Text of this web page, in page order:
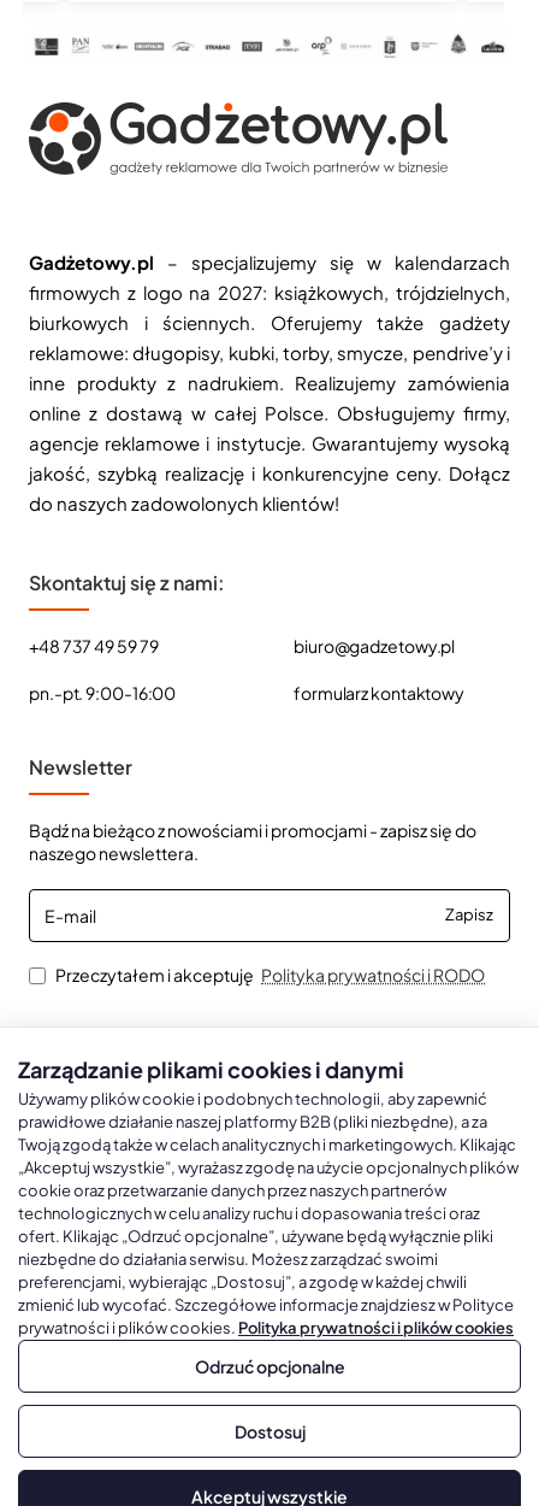
Gadżetowy.pl – specjalizujemy się w kalendarzach
firmowych z logo na 2027: książkowych, trójdzielnych,
biurkowych i ściennych. Oferujemy także gadżety
reklamowe: długopisy, kubki, torby, smycze, pendrive’y i
inne produkty z nadrukiem. Realizujemy zamówienia
online z dostawą w całej Polsce. Obsługujemy firmy,
agencje reklamowe i instytucje. Gwarantujemy wysoką
jakość, szybką realizację i konkurencyjne ceny. Dołącz
do naszych zadowolonych klientów!
Skontaktuj się z nami:
+48 737 49 59 79
pn.-pt. 9:00-16:00
biuro@gadzetowy.pl
formularz kontaktowy
Newsletter
Bądź na bieżąco z nowościami i promocjami - zapisz się do
naszego newslettera.
E-
mail
Zapisz
Przeczytałem i akceptuję Polityka prywatności i RODO
Kalendarze książkowe A5
Kalendarze książkowe A4
Kalendarze książkowe B5
Kalendarze książkowe A6 i B6
Kalendarze książkowe z własną oprawą
Kalendarze Ścienne
Kalendarze trójdzielne
Kalendarze jednodzielne
Kalendarze czterodzielne
Kalendarze Wieloplanszowe
Kalendarze Wielopanszowe, Plakatowe
Copyright © 2026, Gadżetowy.pl, All Rights Reserved, Platforma
Zarządzanie plikami cookies i danymi
Używamy plików cookie i podobnych technologii, aby zapewnić
prawidłowe działanie naszej platformy B2B (pliki niezbędne), a za
Twoją zgodą także w celach analitycznych i marketingowych. Klikając
„Akceptuj wszystkie”, wyrażasz zgodę na użycie opcjonalnych plików
cookie oraz przetwarzanie danych przez naszych partnerów
technologicznych w celu analizy ruchu i dopasowania treści oraz
ofert. Klikając „Odrzuć opcjonalne”, używane będą wyłącznie pliki
niezbędne do działania serwisu. Możesz zarządzać swoimi
preferencjami, wybierając „Dostosuj”, a zgodę w każdej chwili
zmienić lub wycofać. Szczegółowe informacje znajdziesz w Polityce
prywatności i plików cookies. Polityka prywatności i plików cookies
Odrzuć opcjonalne
Dostosuj
Akceptuj wszystkie